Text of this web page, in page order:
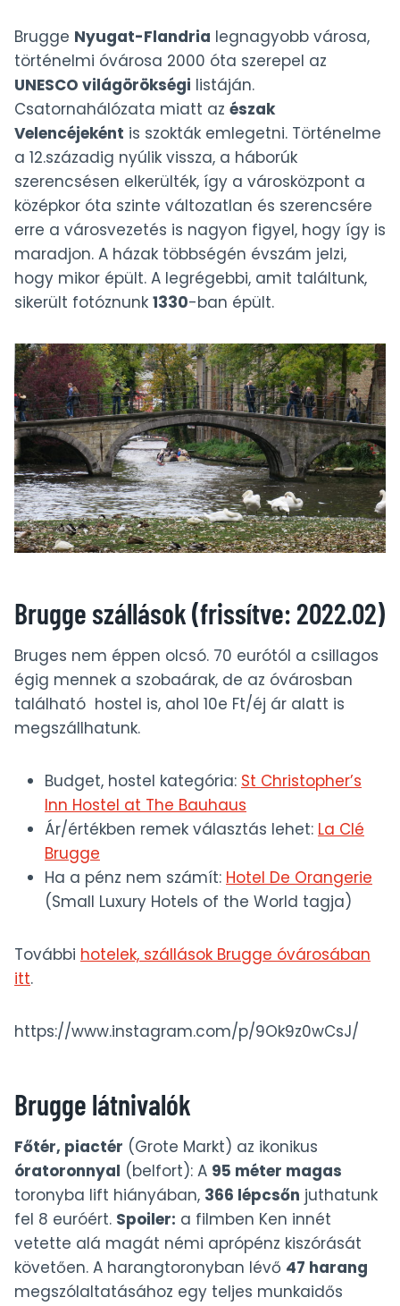
Brugge Nyugat-Flandria legnagyobb városa,
történelmi óvárosa 2000 óta szerepel az
UNESCO világörökségi listáján.
Csatornahálózata miatt az észak
Velencéjeként is szokták emlegetni. Történelme
a 12.századig nyúlik vissza, a háborúk
szerencsésen elkerülték, így a városközpont a
középkor óta szinte változatlan és szerencsére
erre a városvezetés is nagyon figyel, hogy így is
maradjon. A házak többségén évszám jelzi,
hogy mikor épült. A legrégebbi, amit találtunk,
sikerült fotóznunk 1330-ban épült.
Brugge szállások (frissítve: 2022.02)
Bruges nem éppen olcsó. 70 eurótól a csillagos
égig mennek a szobaárak, de az óvárosban
található hostel is, ahol 10e Ft/éj ár alatt is
megszállhatunk.
Budget, hostel kategória: St Christopher’s
Inn Hostel at The Bauhaus
Ár/értékben remek választás lehet: La Clé
Brugge
Ha a pénz nem számít: Hotel De Orangerie
(Small Luxury Hotels of the World tagja)
További hotelek, szállások Brugge óvárosában
itt.
https://www.instagram.com/p/9Ok9z0wCsJ/
Brugge látnivalók
Főtér, piactér (Grote Markt) az ikonikus
óratoronnyal (belfort): A 95 méter magas
toronyba lift hiányában, 366 lépcsőn juthatunk
fel 8 euróért. Spoiler: a filmben Ken innét
vetette alá magát némi aprópénz kiszórását
követően. A harangtoronyban lévő 47 harang
megszólaltatásához egy teljes munkaidős